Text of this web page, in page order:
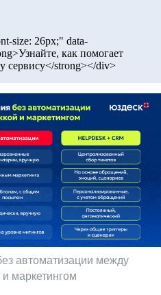
автоматизации между
маркетингом